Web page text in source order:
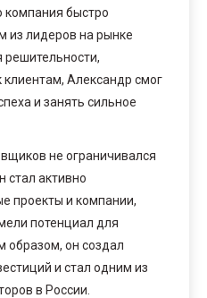
компания быстро
из лидеров на рынке
решительности,
Александр смог
и занять сильное
не ограничивался
стал активно
проекты и компании,
потенциал для
образом, он создал
и стал одним из
в России.